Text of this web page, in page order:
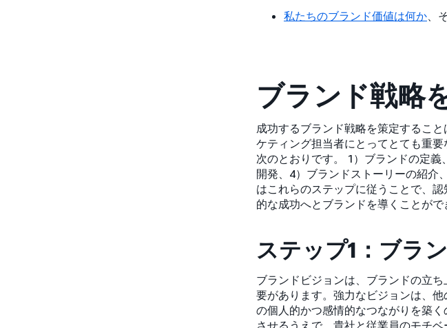
私たちのブランド価値は何か 、
ブランド戦略
成功するブランド戦略を策定するこ
ケティング担当者にとってとても重
次のとおりです。 1）ブランドの定
開発、4）ブランドストーリーの紹介
はこれらのステップに従うことで、認
的な成功へとブランドを導くことがで
ステップ1：ブラ
ブランドビジョンは、ブランドの立
要があります。強力なビジョンは、
の個人的かつ感情的なつながりを築
させるうえで、貴社と従業員のモチ